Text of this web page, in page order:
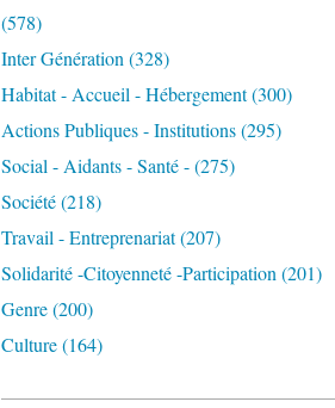
(578)
Inter Génération (328)
Habitat - Accueil - Hébergement(300)
Actions Publiques - Institutions(295)
Social - Aidants - Santé -(275)
Société(218)
Travail - Entreprenariat(207)
Solidarité -citoyenneté -participation (201)
Genre(200)
Culture(164)